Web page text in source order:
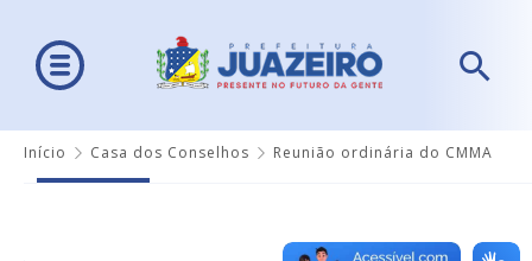
Início Casa dos Conselhos Reunião ordinária do CMMA